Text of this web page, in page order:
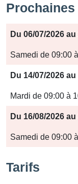
Prochaines
Période
Jours
Horaires
Du 06/07/2026
Samedi de 09:00
Du 14/07/2026
Mardi de 09:00 à
Du 16/08/2026
Samedi de 09:00
Tarifs